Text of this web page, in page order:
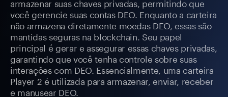
armazenar suas chaves privadas, permitindo que
você gerencie suas contas DEO. Enquanto a carteira
não armazena diretamente moedas DEO, essas são
mantidas seguras na blockchain. Seu papel
principal é gerar e assegurar essas chaves privadas,
garantindo que você tenha controle sobre suas
interações com DEO. Essencialmente, uma carteira
Player 2 é utilizada para armazenar, enviar, receber
e manusear DEO.